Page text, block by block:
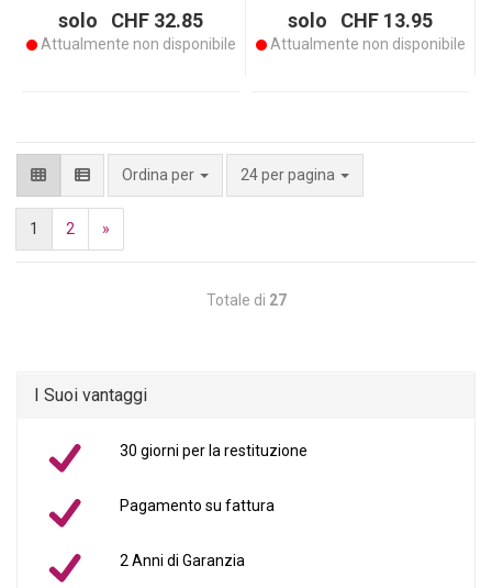
solo CHF 32.85
Attualmente non disponibile
solo CHF 13.95
Attualmente non disponibile
Ordina per 24 per pagina
1 2 »
Totale di 27
I Suoi vantaggi
30 giorni per la restituzione
Pagamento su fattura
2 Anni di Garanzia